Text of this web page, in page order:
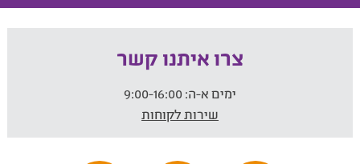
צרו איתנו קשר
ימים א-ה:
שירות לקוחות